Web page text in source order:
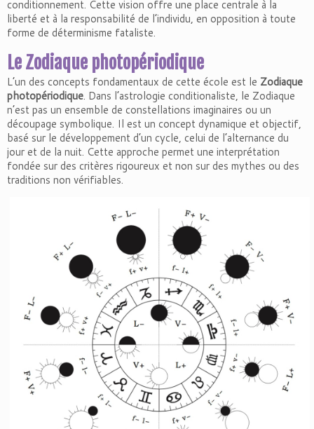
conditionnement. Cette vision offre une place centrale à la
liberté et à la responsabilité de l’individu, en opposition à toute
forme de déterminisme fataliste.
Le Zodiaque photopériodique
L’un des concepts fondamentaux de cette école est le Zodiaque
photopériodique. Dans l’astrologie conditionaliste, le Zodiaque
n’est pas un ensemble de constellations imaginaires ou un
découpage symbolique. Il est un concept dynamique et objectif,
basé sur le développement d’un cycle, celui de l’alternance du
jour et de la nuit. Cette approche permet une interprétation
fondée sur des critères rigoureux et non sur des mythes ou des
traditions non vérifiables.